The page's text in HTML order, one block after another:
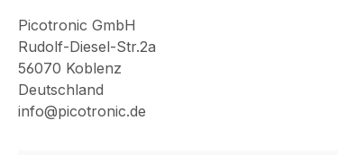
Picotronic GmbH
Rudolf-Diesel-Str.2a
56070 Koblenz
Deutschland
info@picotronic.de